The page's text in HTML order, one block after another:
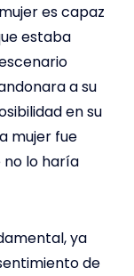
es capaz
estaba
a su
en su
mujer fue
no lo haría
ya
de